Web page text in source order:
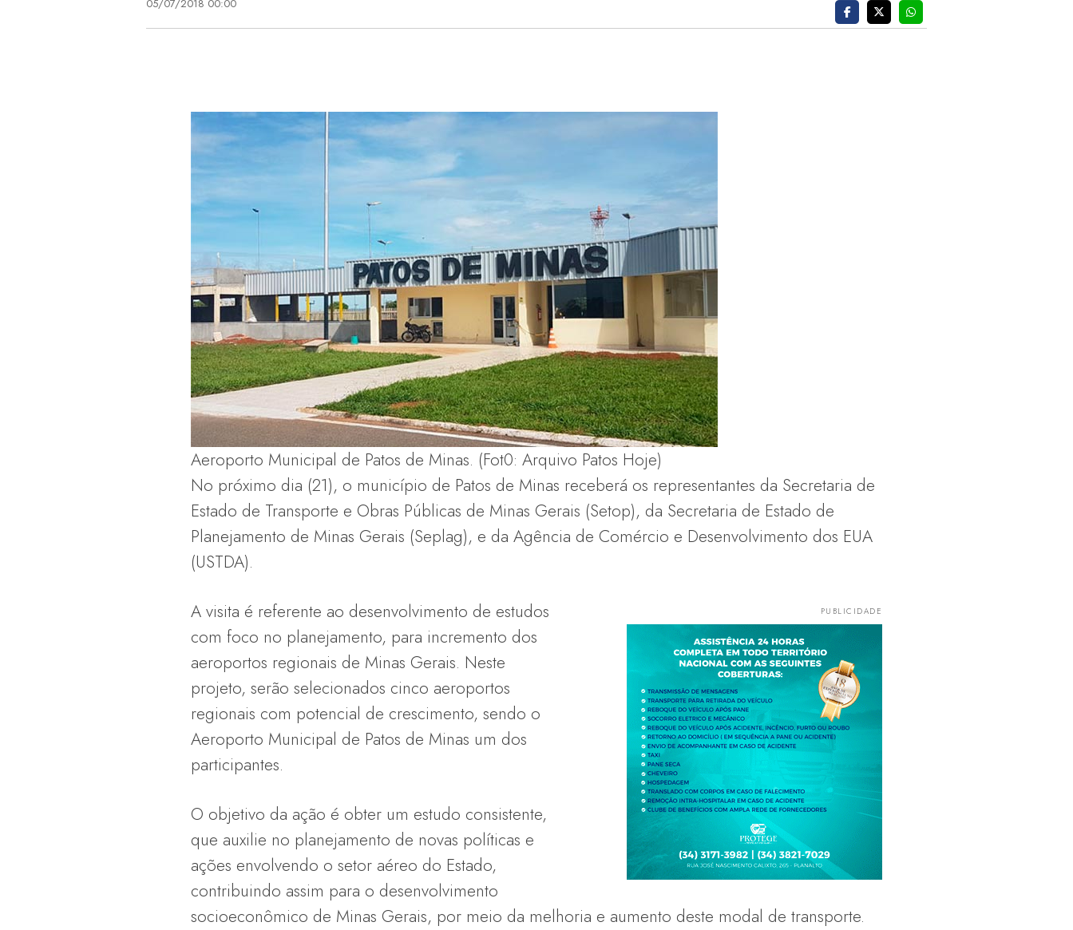
05/07/2018 00:00
Aeroporto Municipal de Patos de Minas. (Fot0: Arquivo Patos Hoje)
No próximo dia (21), o município de Patos de Minas receberá os representantes da Secretaria de
Estado de Transporte e Obras Públicas de Minas Gerais (Setop), da Secretaria de Estado de
Planejamento de Minas Gerais (Seplag), e da Agência de Comércio e Desenvolvimento dos EUA
(USTDA).
A visita é referente ao desenvolvimento de estudos
com foco no planejamento, para incremento dos
aeroportos regionais de Minas Gerais. Neste
projeto, serão selecionados cinco aeroportos
regionais com potencial de crescimento, sendo o
Aeroporto Municipal de Patos de Minas um dos
participantes.
O objetivo da ação é obter um estudo consistente,
que auxilie no planejamento de novas políticas e
ações envolvendo o setor aéreo do Estado,
contribuindo assim para o desenvolvimento
socioeconômico de Minas Gerais, por meio da melhoria e aumento deste modal de transporte.